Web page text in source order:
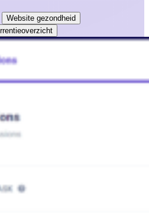
Website gezondheid